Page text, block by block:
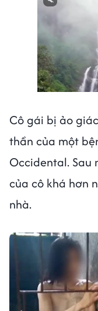
Cô gái bị ảo
thần của một
Occidental.
của cô khá hơn
nhà.